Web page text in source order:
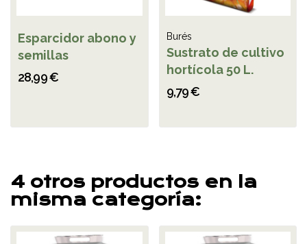
Esparcidor abono y
semillas
28,99 €
Burés
Sustrato de cultivo
hortícola 50 L.
9,79 €
4 otros productos en la
misma categoría: